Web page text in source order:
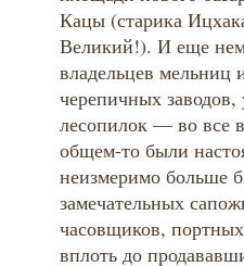
Кацы (старика
Великий!). И еще
владельцев
черепичных
лесопилок — во все
общем-то были
неизмеримо больше
замечательных
часовщиков,
вплоть до